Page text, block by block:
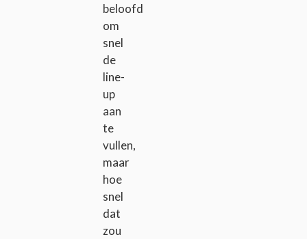
beloofd
om
snel
de
line-
up
aan
te
vullen,
maar
hoe
snel
dat
zou